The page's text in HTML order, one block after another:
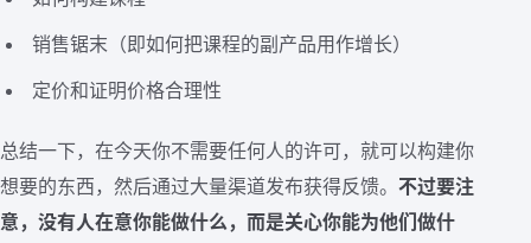
销售锯末（即如何把课程的副产品用作增长）
定价和证明价格合理性
总结一下，在今天你不需要任何人的许可，就可以构建你
想要的东西，然后通过大量渠道发布获得反馈。 不过要注
意，没有人在意你能做什么，而是关心你能为他们做什